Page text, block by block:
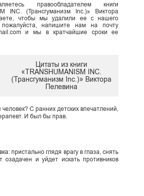
правообладателем книги
INC. (Трансгуманизм Inc.)» Виктора
чтобы мы удалили ее с нашего
пожалуйста, напишите нам на почту
и мы в кратчайшие сроки ее
Цитаты из книги
«TRANSHUMANISM INC.
(Трансгуманизм Inc.)» Виктора
Пелевина
С ранних детских впечатлений,
И был бы прав.
пристально глядя врагу в глаза, снять
озадачен и уйдет искать противников